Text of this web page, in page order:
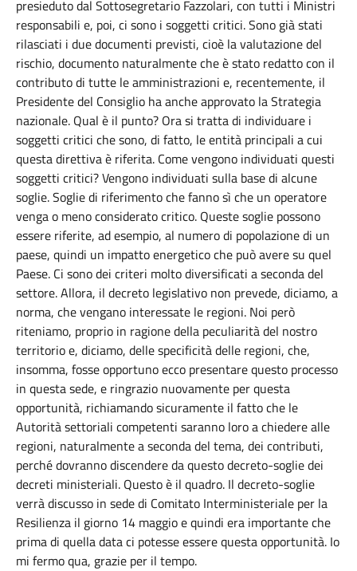
presieduto dal Sottosegretario Fazzolari, con tutti i Ministri
responsabili e, poi, ci sono i soggetti critici. Sono già stati
rilasciati i due documenti previsti, cioè la valutazione del
rischio, documento naturalmente che è stato redatto con il
contributo di tutte le amministrazioni e, recentemente, il
Presidente del Consiglio ha anche approvato la Strategia
nazionale. Qual è il punto? Ora si tratta di individuare i
soggetti critici che sono, di fatto, le entità principali a cui
questa direttiva è riferita. Come vengono individuati questi
soggetti critici? Vengono individuati sulla base di alcune
soglie. Soglie di riferimento che fanno sì che un operatore
venga o meno considerato critico. Queste soglie possono
essere riferite, ad esempio, al numero di popolazione di un
paese, quindi un impatto energetico che può avere su quel
Paese. Ci sono dei criteri molto diversificati a seconda del
settore. Allora, il decreto legislativo non prevede, diciamo, a
norma, che vengano interessate le regioni. Noi però
riteniamo, proprio in ragione della peculiarità del nostro
territorio e, diciamo, delle specificità delle regioni, che,
insomma, fosse opportuno ecco presentare questo processo
in questa sede, e ringrazio nuovamente per questa
opportunità, richiamando sicuramente il fatto che le
Autorità settoriali competenti saranno loro a chiedere alle
regioni, naturalmente a seconda del tema, dei contributi,
perché dovranno discendere da questo decreto-soglie dei
decreti ministeriali. Questo è il quadro. Il decreto-soglie
verrà discusso in sede di Comitato Interministeriale per la
Resilienza il giorno 14 maggio e quindi era importante che
prima di quella data ci potesse essere questa opportunità. Io
mi fermo qua, grazie per il tempo.